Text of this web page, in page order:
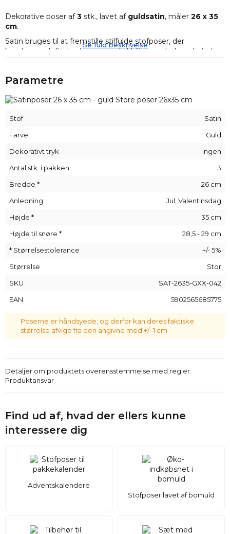
Dekorative poser af3 stk., lavet af guldsatin, måler 26 x 35
cm.
Satin bruges til at fremstille stilfulde stofposer, der
kombinerer luftighed og original stil. Satin er behageligt at
røre ved og er også meget smukt at se på, hvilket gør det til
kosmetik og parfume på, uanset om det er en måde at
bryllupsgave. Fordelen ved satin er dets alsidighed, hvilket
forskellige måder.
Vi tilbyder også muligheden for at personliggøre
ønsker noget helt specielt, så tøv ikke med at kontakte os,
og vi vil gøre vores bedste for at opfylde dine forventninger.
Se fuld beskrivelse
Parametre
Stof
Satin
Farve
Guld
Dekorativt tryk
Ingen
Antal stk. i pakken
3
Bredde *
26 cm
Anledning
Jul, Valentinsdag
Højde *
35 cm
Højde til snøre *
28,5 - 29 cm
* Størrelsestolerance
+/- 5%
Størrelse
Stor
SKU
SAT-2635-GXX-042
EAN
5902565685775
Poserne er håndsyede, og derfor kan deres faktiske
størrelse afvige fra den angivne med +/- 1 cm
Detaljer om produktets overensstemmelse med regler:
Produktansvar
Find ud af, hvad der ellers kunne
interessere dig
Adventskalendere
Stofposer lavet af bomuld